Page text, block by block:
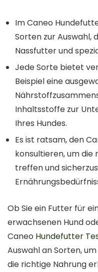
Im Caneo
Sorten zur
Nassfutter und
Jede Sorte bietet
Beispiel eine
Inhaltsstoffe zur
Ihres Hundes.
Es ist ratsam, den
konsultieren, um die
treffen und
Ob Sie ein Futter für
erwachsenen Hund
Caneo Hundefutter
Auswahl an Sorten,
die richtige Nahrung